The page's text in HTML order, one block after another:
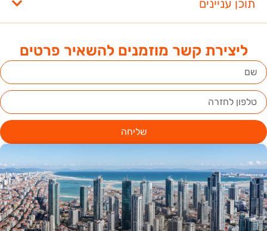
ליצירת קשר מוזמנים להשאיר פרטים
שליחה
תוכן עניינים